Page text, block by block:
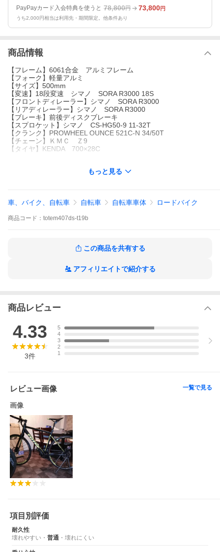
PayPayカード入会特典を使うと 78,800円 73,800円
うち2,000円相当は利用先・期間限定。他条件あり
商品情報
【フレーム】6061合金 アルミフレーム
【フォーク】軽量アルミ
【サイズ】500mm
【変速】18段変速 シマノ SORA R3000 18S
【フロントディレーラー】シマノ SORA R3000
【リアディレーラー】シマノ SORA R3000
【ブレーキ】前後ディスクブレーキ
【スプロケット】シマノ CS-HG50-9 11-32T
【クランク】PROWHEEL OUNCE 521C-N 34/50T
【チェーン】ＫＭＣ Ｚ9
【タイヤ】KENDA 700×28C
★プレゼント商品につきましては保証はございません。無くなり
※予告なしに最新の仕様に変更することがございます。
・ブレーキや変速機などデリケートな部分は再調整が必要です。
もっと見る
車、バイク、自転車 自転車 自転車車体 ロードバイク
商品 コード： totem407ds-t19b
この商品を共有する
アフィリエイトで紹介する
商品レビュー
4.33
3件
5
4
3
2
1
レビュー画像 一覧で見る
画像
項目別評価
耐久性
壊れやすい ・ 普通 ・ 壊れにくい